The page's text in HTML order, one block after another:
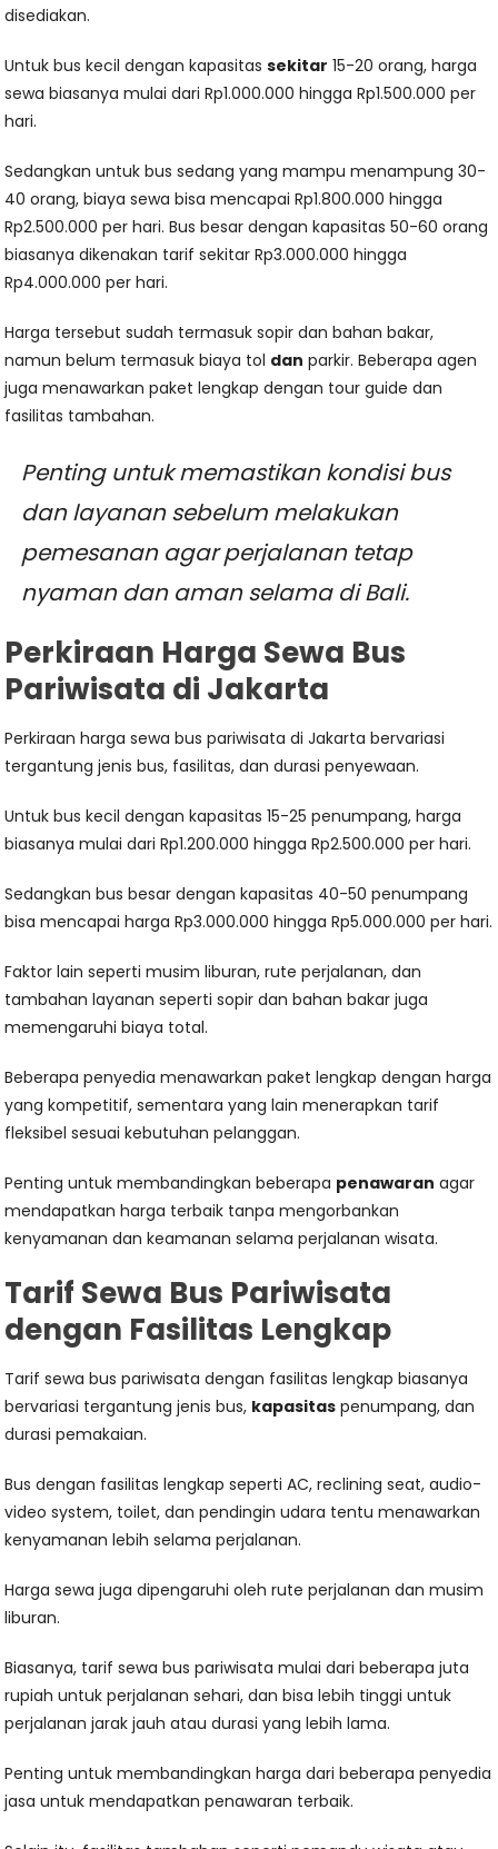
disediakan.
Untuk bus kecil dengan kapasitassekitar 15-20 orang, harga
sewa biasanya mulai dari Rp1.000.000 hingga Rp1.500.000 per
hari.
Sedangkan untuk bus sedang yang mampu menampung 30-
40 orang, biaya sewa bisa mencapai Rp1.800.000 hingga
Rp2.500.000 per hari. Bus besar dengan kapasitas 50-60 orang
biasanya dikenakan tarif sekitar Rp3.000.000 hingga
Rp4.000.000 per hari.
Harga tersebut sudah termasuk sopir dan bahan bakar,
namun belum termasuk biaya tol dan parkir. Beberapa agen
juga menawarkan paket lengkap dengan tour guide dan
fasilitas tambahan.
Penting untuk memastikan kondisi bus
dan layanan sebelum melakukan
pemesanan agar perjalanan tetap
nyaman dan aman selama di Bali.
Perkiraan Harga Sewa Bus
Pariwisata di Jakarta
Perkiraan harga sewa bus pariwisata di Jakarta bervariasi
tergantung jenis bus, fasilitas, dan durasi penyewaan.
Untuk bus kecil dengan kapasitas 15-25 penumpang, harga
biasanya mulai dari Rp1.200.000 hingga Rp2.500.000 per hari.
Sedangkan bus besar dengan kapasitas 40-50 penumpang
bisa mencapai harga Rp3.000.000 hingga Rp5.000.000 per hari.
Faktor lain seperti musim liburan, rute perjalanan, dan
tambahan layanan seperti sopir dan bahan bakar juga
memengaruhi biaya total.
Beberapa penyedia menawarkan paket lengkap dengan harga
yang kompetitif, sementara yang lain menerapkan tarif
fleksibel sesuai kebutuhan pelanggan.
Penting untuk membandingkan beberapa penawaran agar
mendapatkan harga terbaik tanpa mengorbankan
kenyamanan dan keamanan selama perjalanan wisata.
Tarif Sewa Bus Pariwisata
dengan Fasilitas Lengkap
Tarif sewa bus pariwisata dengan fasilitas lengkap biasanya
bervariasi tergantung jenis bus, kapasitas penumpang, dan
durasi pemakaian.
Bus dengan fasilitas lengkap seperti AC, reclining seat, audio-
video system, toilet, dan pendingin udara tentu menawarkan
kenyamanan lebih selama perjalanan.
Harga sewa juga dipengaruhi oleh rute perjalanan dan musim
liburan.
Biasanya, tarif sewa bus pariwisata mulai dari beberapa juta
rupiah untuk perjalanan sehari, dan bisa lebih tinggi untuk
perjalanan jarak jauh atau durasi yang lebih lama.
Penting untuk membandingkan harga dari beberapa penyedia
jasa untuk mendapatkan penawaran terbaik.